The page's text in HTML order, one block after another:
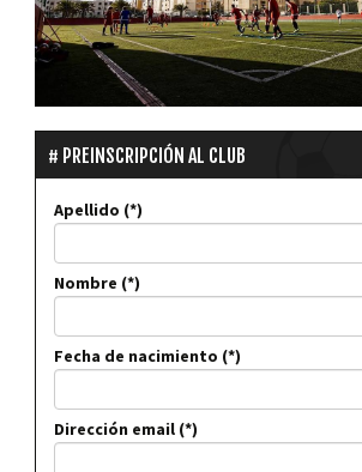
PREINSCRIPCIÓN AL CLUB
Apellido
Nombre
Fecha de nacimiento
Dirección email